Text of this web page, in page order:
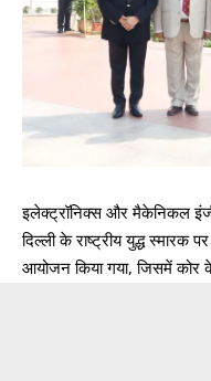
इलेक्ट्रॉनिक्स और मैकेनिकल
दिल्ली के राष्ट्रीय युद्ध
आयोजन किया गया, जिसमें कोर